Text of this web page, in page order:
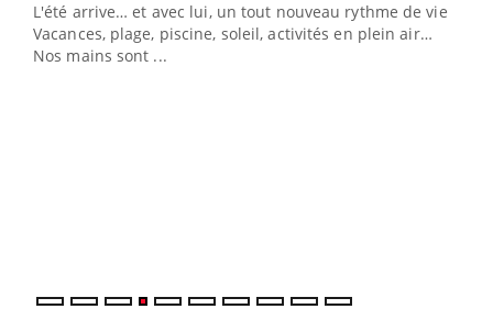
L'été arrive… et avec lui, un tout nouveau rythme de vie !
Vacances, plage, piscine, soleil, activités en plein air…
Nos mains sont ...